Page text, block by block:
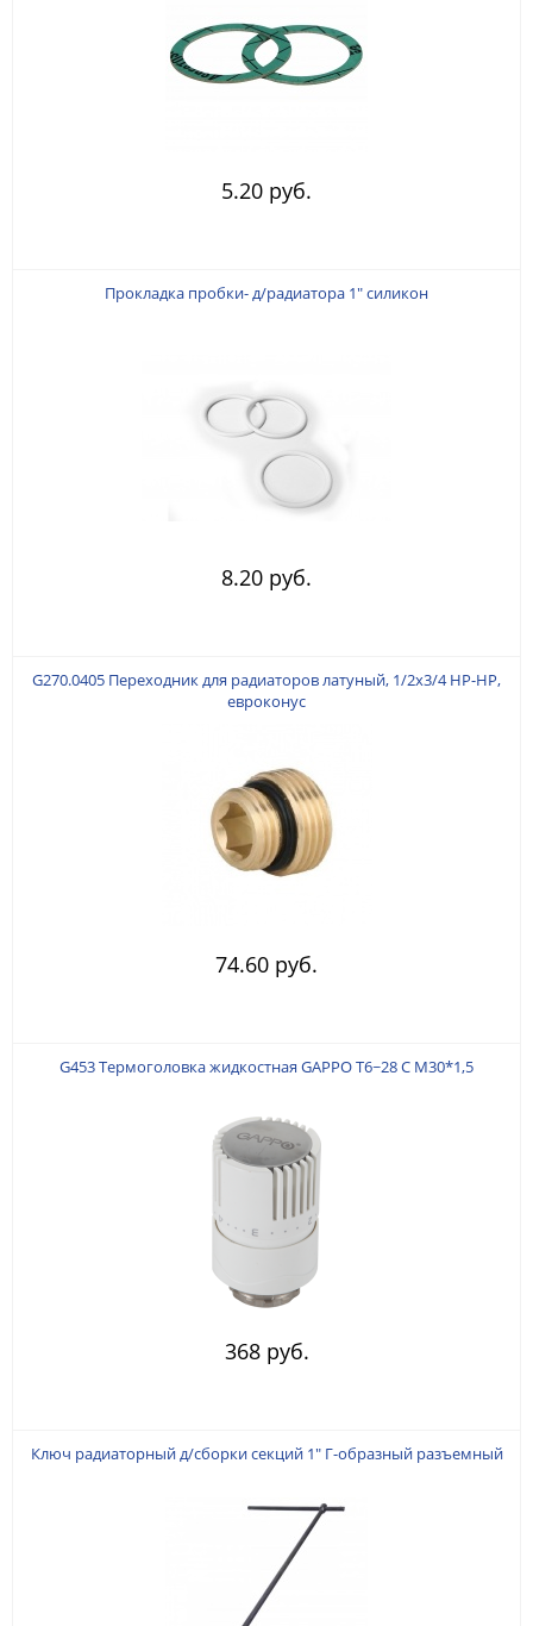
5.20 руб.
Прокладка пробки- д/радиатора 1" силикон
8.20 руб.
G270.0405 Переходник для радиаторов латуный, 1/2х3/4 НР-НР,
евроконус
74.60 руб.
G453 Термоголовка жидкостная GAPPO T6~28 С М30*1,5
368 руб.
Ключ радиаторный д/сборки секций 1" Г-образный разъемный